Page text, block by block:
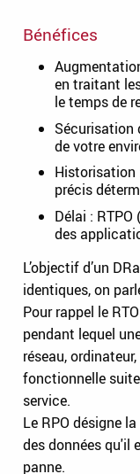
Bénéfices
en traitant
le temps de
Sécurisation
de votre
Historisation
précis
Délai :
des
L’objectif d’un
identiques, on
Pour rappel le
pendant lequel
réseau,
fonctionnelle
service.
Le RPO désigne
des données qu'il
panne.